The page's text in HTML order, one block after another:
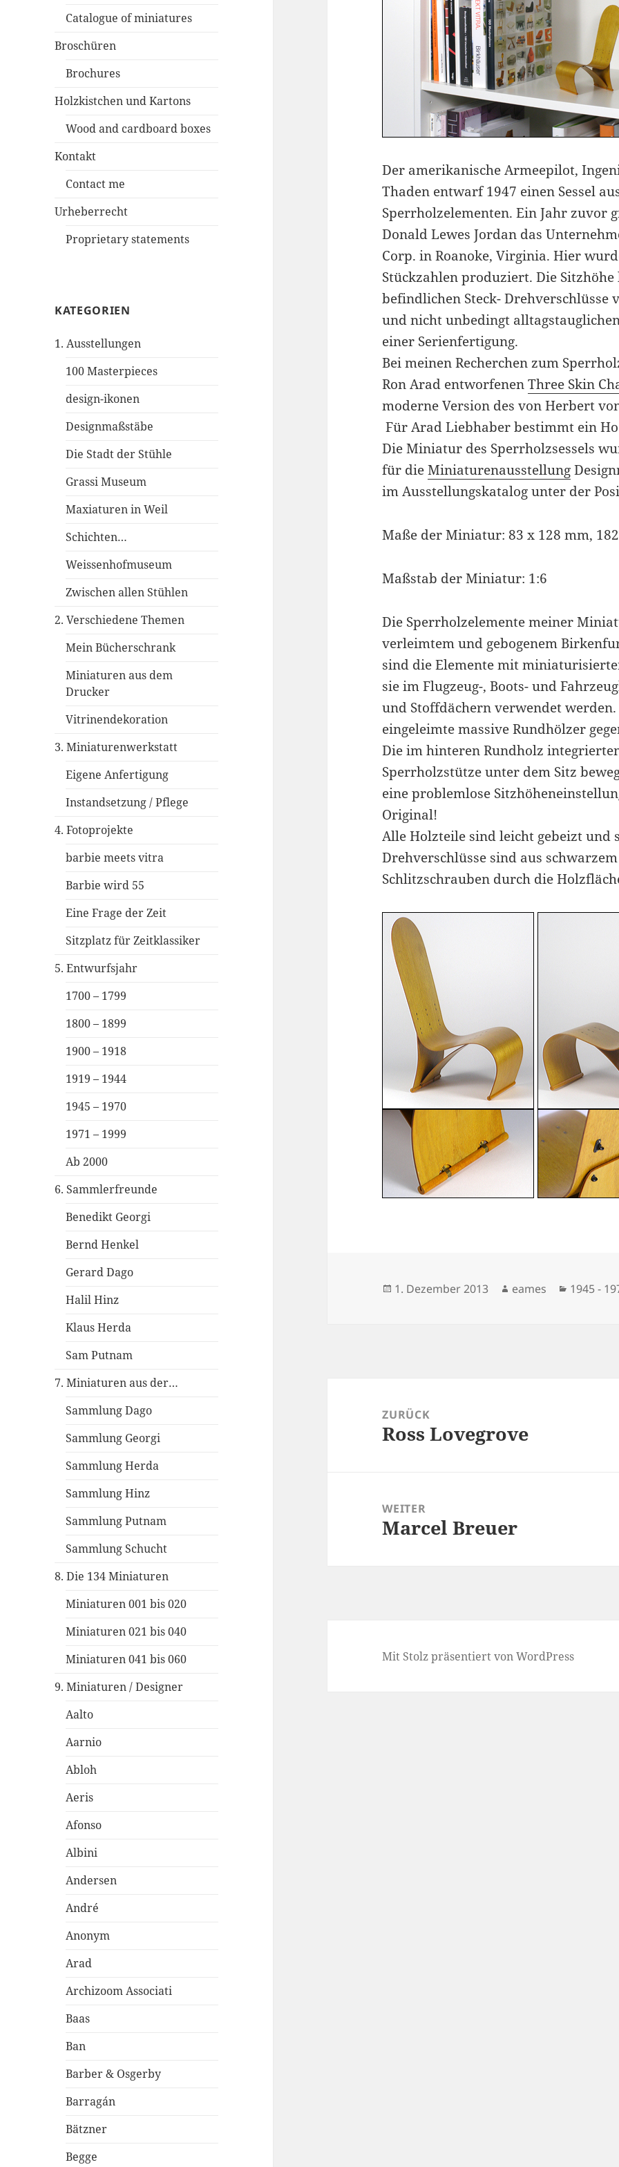
Catalogue of miniatures
Broschüren
Brochures
Holzkistchen und Kartons
Wood and cardboard boxes
Kontakt
Contact me
Urheberrecht
Proprietary statements
KATEGORIEN
1. Ausstellungen
100 Masterpieces
design-ikonen
Designmaßstäbe
Die Stadt der Stühle
Grassi Museum
Maxiaturen in Weil
Schichten…
Weissenhofmuseum
Zwischen allen Stühlen
2. Verschiedene Themen
Mein Bücherschrank
Miniaturen aus dem
Drucker
Vitrinendekoration
3. Miniaturenwerkstatt
Eigene Anfertigung
Instandsetzung / Pflege
4. Fotoprojekte
barbie meets vitra
Barbie wird 55
Eine Frage der Zeit
Sitzplatz für Zeitklassiker
5. Entwurfsjahr
1700 – 1799
1800 – 1899
1900 – 1918
1919 – 1944
1945 – 1970
1971 – 1999
Ab 2000
6. Sammlerfreunde
Benedikt Georgi
Bernd Henkel
Gerard Dago
Halil Hinz
Klaus Herda
Sam Putnam
7. Miniaturen aus der…
Sammlung Dago
Sammlung Georgi
Sammlung Herda
Sammlung Hinz
Sammlung Putnam
Sammlung Schucht
8. Die 134 Miniaturen
Miniaturen 001 bis 020
Miniaturen 021 bis 040
Miniaturen 041 bis 060
9. Miniaturen / Designer
Aalto
Aarnio
Abloh
Aeris
Afonso
Albini
Andersen
André
Anonym
Arad
Archizoom Associati
Baas
Ban
Barber & Osgerby
Barragán
Bätzner
Begge
Der amerikanische Armeepilot,
Thaden entwarf 1947 einen Sessel
Sperrholzelementen. Ein Jahr zuvor
Donald Lewes Jordan das
Corp. in Roanoke, Virginia. Hier
Stückzahlen produziert. Die
befindlichen Steck-
und nicht unbedingt
einer Serienfertigung.
Bei meinen Recherchen zum
Ron Arad entworfenenThree Skin
moderne Version des von Herbert
Für Arad Liebhaber bestimmt ein
Die Miniatur des Sperrholzsessels
für dieMiniaturenausstellung
im Ausstellungskatalog unter der
Maße der Miniatur: 83 x 128 mm,
Maßstab der Miniatur: 1:6
Die Sperrholzelemente meiner
verleimtem und gebogenem
sind die Elemente mit
sie im Flugzeug-, Boots- und
und Stoffdächern verwendet
eingeleimte massive Rundhölzer
Die im hinteren Rundholz
Sperrholzstütze unter dem Sitz
eine problemlose
Original!
Alle Holzteile sind leicht gebeizt und
Drehverschlüsse sind aus
Schlitzschrauben durch die
Veröffentlicht
1. Dezember 2013 Autor
eames 1945 -
ZURÜCK
Vorheriger
Ross Lovegrove
WEITER
Nächster
Marcel Breuer
Mit Stolz präsentiert von WordPress